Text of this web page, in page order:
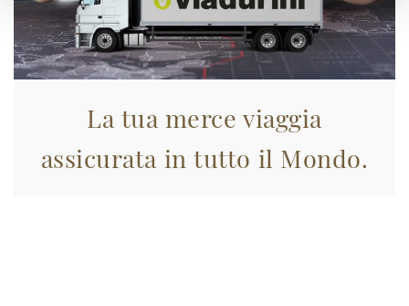
La tua merce viaggia
assicurata in tutto il Mondo.